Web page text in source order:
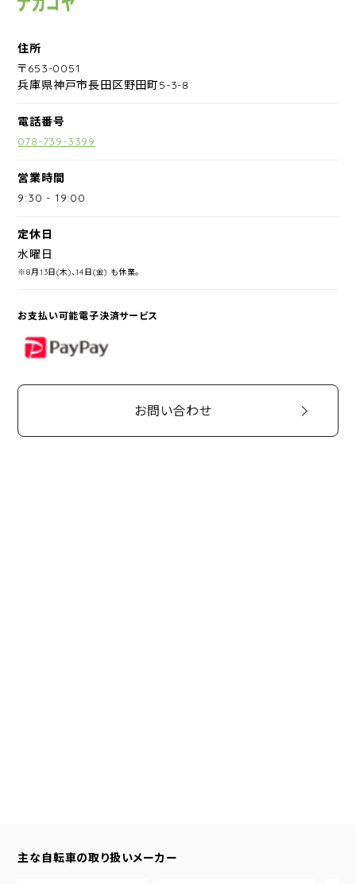
住所
〒653-0051
兵庫県神戸市長田区野田町5-3-8
電話番号
078-739-3399
営業時間
9:30 -19:00
定休日
水曜日
※8月13日(木)、14日(金) も休業。
お支払い可能電子決済サービス
PayPay
お問い合わせ
主な自転車の取り扱いメーカー